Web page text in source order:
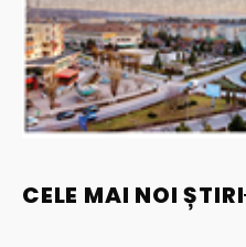
CELE MAI NOI ȘTIRI